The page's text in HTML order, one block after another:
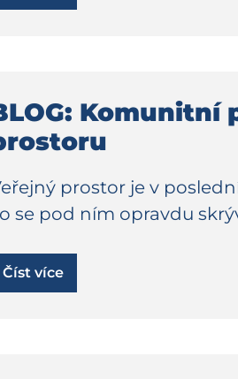
Komunitní
prostor je v
se pod ním opravdu
Číst více